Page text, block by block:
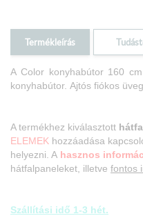
Termékleírás
A Color konyhabútor160 cm
konyhabútor. Ajtós fiókos
A termékhez kiválasztott
ELEMEK hozzáadása
helyezni. A hasznos
hátfalpaneleket, illetve fontos
Szállítási idő 1-3 hét.